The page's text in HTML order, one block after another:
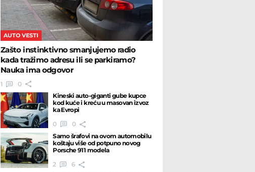
AUTO VESTI
Zašto instinktivno smanjujemo radio
kada tražimo adresu ili se parkiramo?
Nauka ima odgovor
1
0
Kineski auto-giganti gube kupce
kod kuće i kreću u masovan izvoz
ka Evropi
0
0
Samo šrafovi na ovom automobilu
koštaju više od potpuno novog
Porsche 911 modela
2
6